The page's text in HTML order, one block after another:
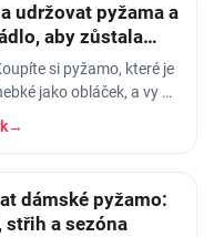
udržovat pyžama a
aby zůstala
si pyžamo, které je
jako obláček, a vy v
s pocitem, že spíte v
pár měsících praní z něj…
→
dámské pyžamo:
střih a sezóna